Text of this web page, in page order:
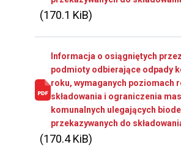
(170.1 KiB)
Informacja o osiągniętych
podmioty odbierające odpady
roku, wymaganych poziomach
składowania i ograniczenia
komunalnych ulegających
przekazywanych do
(170.4 KiB)